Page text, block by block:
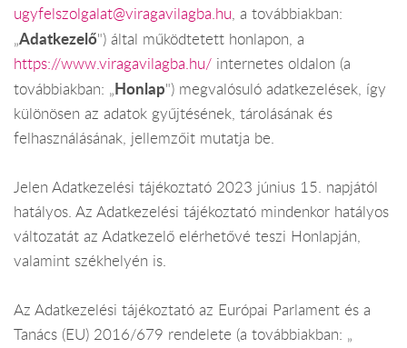
ugyfelszolgalat@viragavilagba.hu, a továbbiakban:
„Adatkezelő") által működtetett honlapon, a
https://www.viragavilagba.hu/ internetes oldalon (a
továbbiakban: „Honlap") megvalósuló adatkezelések, így
különösen az adatok gyűjtésének, tárolásának és
felhasználásának, jellemzőit mutatja be.
Jelen Adatkezelési tájékoztató 2023 június 15. napjától
hatályos. Az Adatkezelési tájékoztató mindenkor hatályos
változatát az Adatkezelő elérhetővé teszi Honlapján,
valamint székhelyén is.
Az Adatkezelési tájékoztató az Európai Parlament és a
Tanács (EU) 2016/679 rendelete (a továbbiakban: „